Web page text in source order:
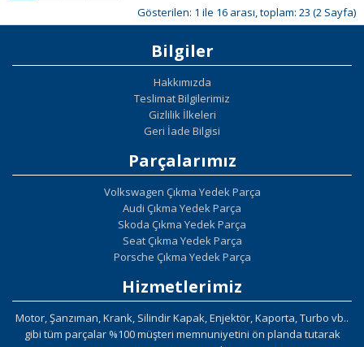
Gösterilen: 1 ile 16 arası, toplam: 23 (2 Sayfa)
Bilgiler
Hakkımızda
Teslimat Bilgilerimiz
Gizlilik İlkeleri
Geri İade Bilgisi
Parçalarımız
Volkswagen Çıkma Yedek Parça
Audi Çıkma Yedek Parça
Skoda Çıkma Yedek Parça
Seat Çıkma Yedek Parça
Porsche Çıkma Yedek Parça
Hizmetlerimiz
Motor, Şanzıman, Krank, Silindir Kapak, Enjektör, Kaporta, Turbo vb..
gibi tüm parçalar %100 müşteri memnuniyetini ön planda tutarak